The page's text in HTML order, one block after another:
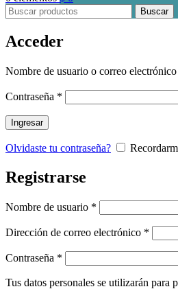
Buscar
Acceder
Nombre de usuario o correo electrónico
Contraseña *
Ingresar
Olvidaste tu contraseña?
Registrarse
Nombre de usuario *
Dirección de correo electrónico *
Contraseña *
Tus datos personales se utilizarán para